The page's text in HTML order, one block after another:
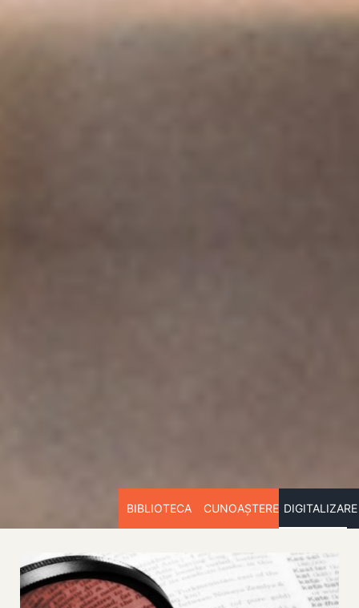
BIBLIOTECA CUNOAȘTERE DIGITALIZARE